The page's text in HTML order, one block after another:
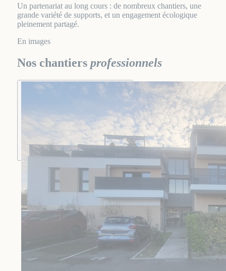
Un partenariat au long cours : de nombreux chantiers, une
grande variété de supports, et un engagement écologique
pleinement partagé.
En images
Nos chantiers professionnels